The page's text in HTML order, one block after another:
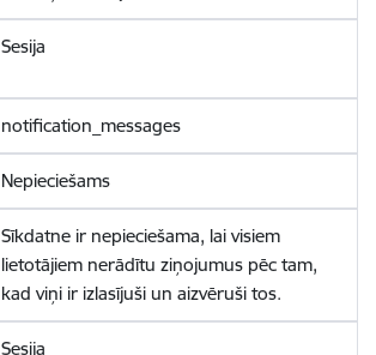
Sesija
notification_messages
Nepieciešams
Sīkdatne ir nepieciešama, lai visiem
lietotājiem nerādītu ziņojumus pēc tam,
kad viņi ir izlasījuši un aizvēruši tos.
Sesija